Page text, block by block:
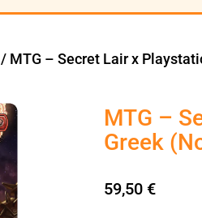
/ MTG – Secret Lair x
MTG –
Greek
59,50 €